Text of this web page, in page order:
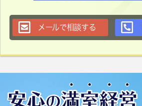
メールで相談する